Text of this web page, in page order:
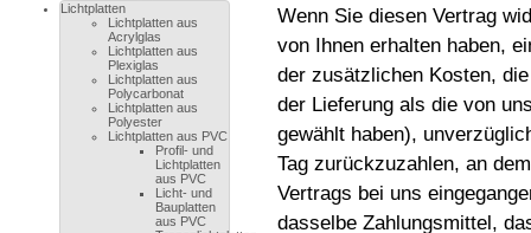
Wenn Sie diesen Vertrag
von Ihnen erhalten haben,
der zusätzlichen Kosten,
der Lieferung als die von
gewählt haben),
Tag zurückzuzahlen, an
Vertrags bei uns
dasselbe Zahlungsmittel,
Lichtplatten
Lichtplatten aus
Acrylglas
Lichtplatten aus
Plexiglas
Lichtplatten aus
Polycarbonat
Lichtplatten aus
Polyester
Lichtplatten aus PVC
Profil- und
Lichtplatten
aus PVC
Licht- und
Bauplatten
aus PVC